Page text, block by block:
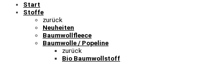
Start
Stoffe
zurück
Neuheiten
Baumwollfleece
Baumwolle / Popeline
zurück
Bio Baumwollstoff